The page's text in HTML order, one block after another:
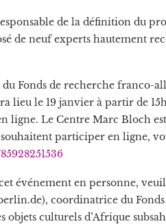
de la définition du
de neuf experts hautement
Fonds de recherche franco-
lieu le 19 janvier à partir de
ligne. Le Centre Marc Bloch
souhaitent participer en ligne,
événement en personne,
coordinatrice du
objets culturels d’Afrique